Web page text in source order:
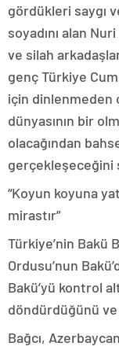
gördükleri saygı
soyadını alan
ve silah
genç Türkiye
için dinlenmeden
dünyasının bir
olacağından
gerçekleşeceğini
“Koyun koyuna
mirastır”
Türkiye’nin Bakü
Ordusu’nun
Bakü’yü kontrol
döndürdüğünü ve
Bağcı,